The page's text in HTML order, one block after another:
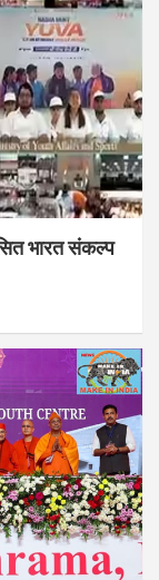
भारत संकल्प